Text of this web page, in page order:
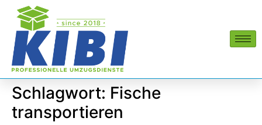
Schlagwort: Fische
transportieren